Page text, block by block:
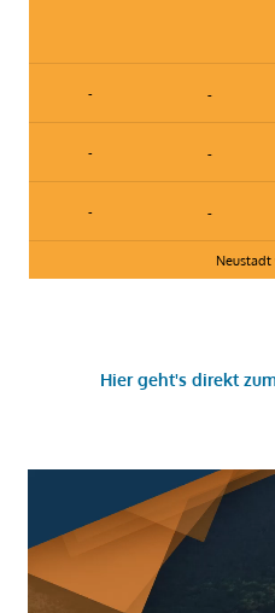
- -
- -
- -
Hier geht's direkt